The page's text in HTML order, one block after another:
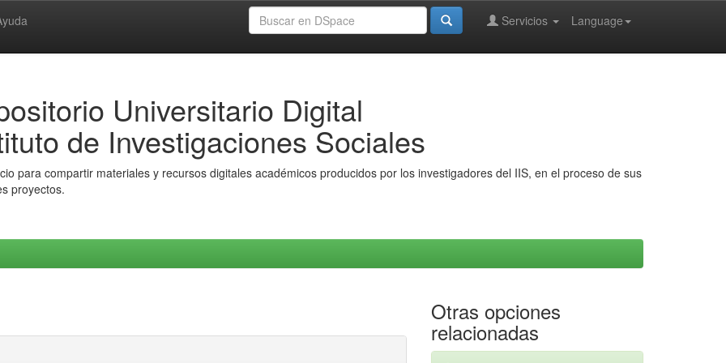
Language
Servicios
Universitario Digital
de Investigaciones Sociales
para compartir materiales y recursos digitales académicos producidos por los investigadores del IIS, en el proceso de sus
proyectos.
Otras opciones
relacionadas